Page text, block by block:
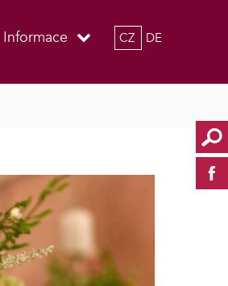
Informace CZ DE